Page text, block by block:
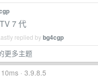
7 代
replied bybg4cgp
更多主题
· 3.9.8.5